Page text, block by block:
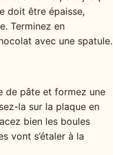
doit être épaisse,
Terminez en
avec une spatule.
de pâte et formez une
la sur la plaque en
bien les boules
vont s’étaler à la